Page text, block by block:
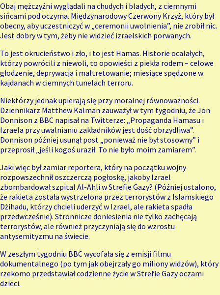
Obaj mężczyźni wyglądali na chudych i bladych, z ciemnymi
sińcami pod oczyma. Międzynarodowy Czerwony Krzyż, który był
obecny, aby uczestniczyć w „ceremonii uwolnienia”, nie zrobił nic.
Jest dobry w tym, żeby nie widzieć izraelskich porwanych.
To jest okrucieństwo i zło, i to jest Hamas. Historie ocalałych,
którzy powrócili z niewoli, to opowieści z piekła rodem – celowe
głodzenie, deprywacja i maltretowanie; miesiące spędzone w
kajdanach w ciemnych tunelach terroru.
Niektórzy jednak upierają się przy moralnej równoważności.
Dziennikarz Matthew Kalman zauważył w tym tygodniu, że Jon
Donnison z BBC napisał na Twitterze: „Propaganda Hamasu i
Izraela przy uwalnianiu zakładników jest dość obrzydliwa”.
Donnison później usunął post „ponieważ nie był stosowny” i
przeprosił „jeśli kogoś uraził. To nie było moim zamiarem”.
Jaki więc był zamiar reportera, który na początku wojny
rozpowszechnił oszczerczą pogłoskę, jakoby Izrael
zbombardował szpital Al-Ahli w Strefie Gazy? (Później ustalono,
że rakieta została wystrzelona przez terrorystów z Islamskiego
Dżihadu, którzy chcieli uderzyć w Izrael, ale rakieta spadła
przedwcześnie). Stronnicze doniesienia nie tylko zachęcają
terrorystów, ale również przyczyniają się do wzrostu
antysemityzmu na świecie.
W zeszłym tygodniu BBC wycofała się z emisji filmu
dokumentalnego (po tym jak obejrzały go miliony widzów), który
rzekomo przedstawiał codzienne życie w Strefie Gazy oczami
dzieci.